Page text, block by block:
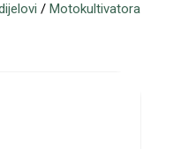
/ Motokultivatora